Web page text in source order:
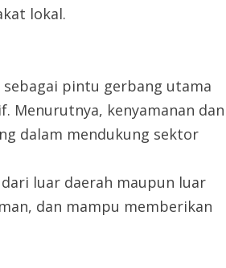
lokal.
sebagai pintu gerbang utama
Menurutnya, kenyamanan dan
dalam mendukung sektor
luar daerah maupun luar
dan mampu memberikan